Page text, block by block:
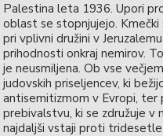
Palestina leta 1936. Upori
oblast se stopnjujejo. Kmečki
pri vplivni družini v
prihodnosti onkraj nemirov.
je neusmiljena. Ob vse
judovskih priseljencev, ki
antisemitizmom v Evropi, ter
prebivalstvu, ki se združuje v
najdaljši vstaji proti